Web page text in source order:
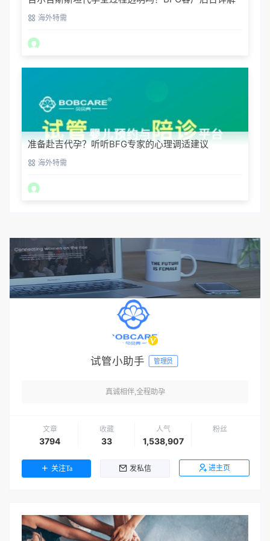
海外特需
准备赴吉代孕？听听BFG专家的心理调适建议
海外特需
试管小助手 管理员
真诚相伴,全程助孕
文章
3794
收藏
33
人气
1,538,907
粉丝
关注Ta 发私信 进主页